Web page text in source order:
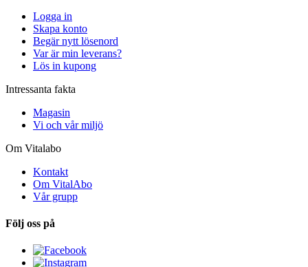
Logga in
Skapa konto
Begär nytt lösenord
Var är min leverans?
Lös in kupong
Intressanta fakta
Magasin
Vi och vår miljö
Om Vitalabo
Kontakt
Om VitalAbo
Vår grupp
Följ oss på